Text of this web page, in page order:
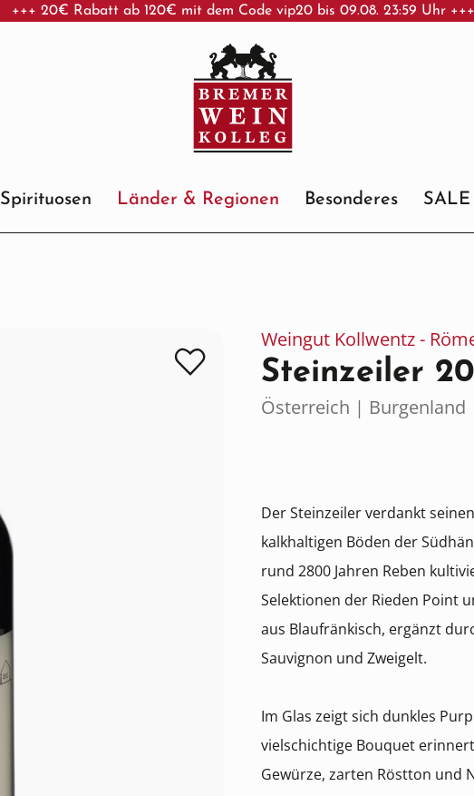
+++ 20€ Rabatt ab 120€ mit dem Code vip20 bis 09.08. 23:59 Uhr +++
Spirituosen Länder & Regionen Besonderes SALE
Weingut Kollwentz -
Steinzeiler
Österreich | Burgenland
Der Steinzeiler verdankt
kalkhaltigen Böden der
rund 2800 Jahren Reben
Selektionen der Rieden Point
aus Blaufränkisch, ergänzt
Sauvignon und Zweigelt.
Im Glas zeigt sich dunkles
vielschichtige Bouquet
Gewürze, zarten Röstton und